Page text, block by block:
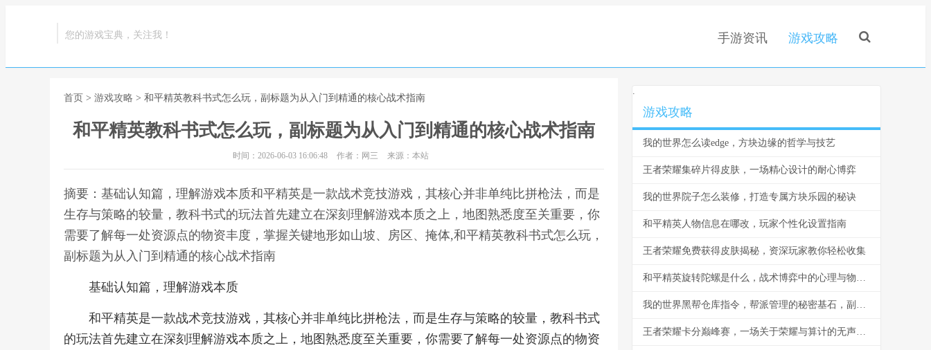
您的游戏宝典，关注我！ 手游资讯 游戏攻略
首页 > 游戏攻略 > 和平精英教科书式怎么玩，副标题为从入门到精通的核心战术指南
和平精英教科书式怎么玩，副标题为从入门到精通的核心战术指南
时间：2026-06-03 16:06:48 作者：网三 来源：本站
摘要：基础认知篇，理解游戏本质和平精英是一款战术竞技游戏，其核心并非单纯比拼枪法，而是
生存与策略的较量，教科书式的玩法首先建立在深刻理解游戏本质之上，地图熟悉度至关重要，你
需要了解每一处资源点的物资丰度，掌握关键地形如山坡、房区、掩体,和平精英教科书式怎么玩，
副标题为从入门到精通的核心战术指南
基础认知篇，理解游戏本质
和平精英是一款战术竞技游戏，其核心并非单纯比拼枪法，而是生存与策略的较量，教科书式
的玩法首先建立在深刻理解游戏本质之上，地图熟悉度至关重要，你需要了解每一处资源点的物资
.
游戏攻略
我的世界怎么读edge，方块边缘的哲学与技艺
王者荣耀集碎片得皮肤，一场精心设计的耐心博弈
我的世界院子怎么装修，打造专属方块乐园的秘诀
和平精英人物信息在哪改，玩家个性化设置指南
王者荣耀免费获得皮肤揭秘，资深玩家教你轻松收集
和平精英旋转陀螺是什么，战术博弈中的心理与物理轴心
我的世界黑帮仓库指令，帮派管理的秘密基石，副标题，指令构筑的地下秩序与财富堡垒
王者荣耀卡分巅峰赛，一场关于荣耀与算计的无声战争